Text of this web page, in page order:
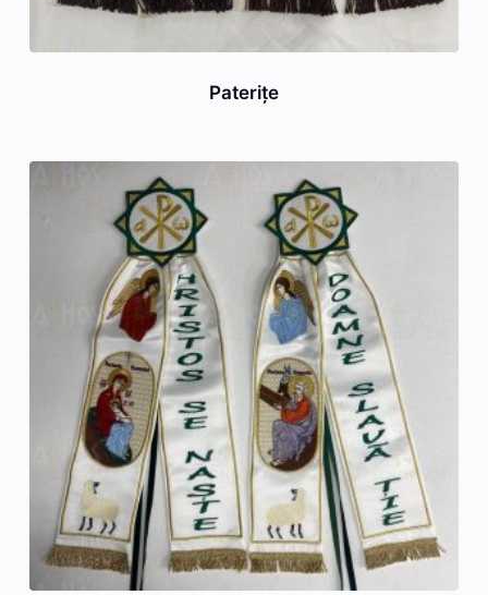
Paterițe